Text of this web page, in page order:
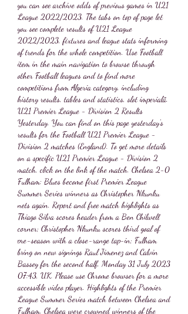
you can see archive odds of previous games in U21
League 2022/2023. The tabs on top of page let
you see complete results of U21 League
2022/2023, fixtures and league stats informing
of trends for the whole competition. Use Football
item in the main navigation to browse through
other Football leagues and to find more
competitions from Algeria category, including
history results, tables and statistics, slot imperială.
U21 Premier League - Division 2 Results
Yesterday. You can find on this page yesterday's
results for the Football U21 Premier League -
Division 2 matches (England). To get more details
on a specific U21 Premier League - Division 2
match, click on the link of the match. Chelsea 2-0
Fulham: Blues become first Premier League
Summer Series winners as Christopher Nkunku
nets again. Report and free match highlights as
Thiago Silva scores header from a Ben Chilwell
corner; Christopher Nkunku scores third goal of
pre-season with a close-range tap-in; Fulham
bring on new signings Raul Jimenez and Calvin
Bassey for the second half. Monday 31 July 2023
07:43, UK. Please use Chrome browser for a more
accessible video player. Highlights of the Premier
League Summer Series match between Chelsea and
Fulham. Chelsea were crowned winners of the